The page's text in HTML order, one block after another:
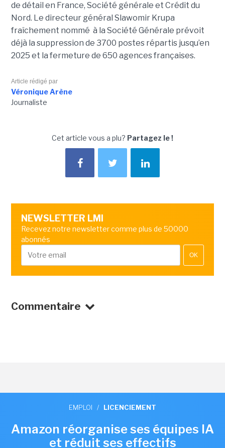
de détail en France, Société générale et Crédit du
Nord. Le directeur général Slawomir Krupa
fraîchement nommé à la Société Générale prévoit
déjà la suppression de 3700 postes répartis jusqu’en
2025 et la fermeture de 650 agences françaises.
Article rédigé par
Véronique Arène
Journaliste
Cet article vous a plu? Partagez le !
NEWSLETTER LMI
Recevez notre newsletter comme plus de 50000
abonnés
OK
Commentaire
EMPLOI / LICENCIEMENT
Amazon réorganise ses équipes IA
et réduit ses effectifs